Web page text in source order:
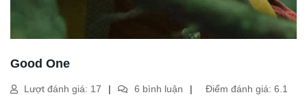
Good One
Lượt đánh giá: 17 6 bình luận Điểm đánh giá: 6.1